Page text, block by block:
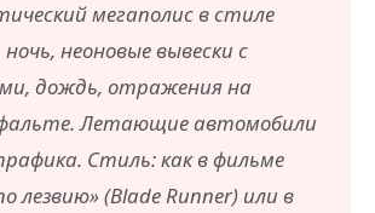
мегаполис в стиле
неоновые вывески с
дождь, отражения на
Летающие автомобили
Стиль: как в фильме
лезвию» (Blade Runner) или в